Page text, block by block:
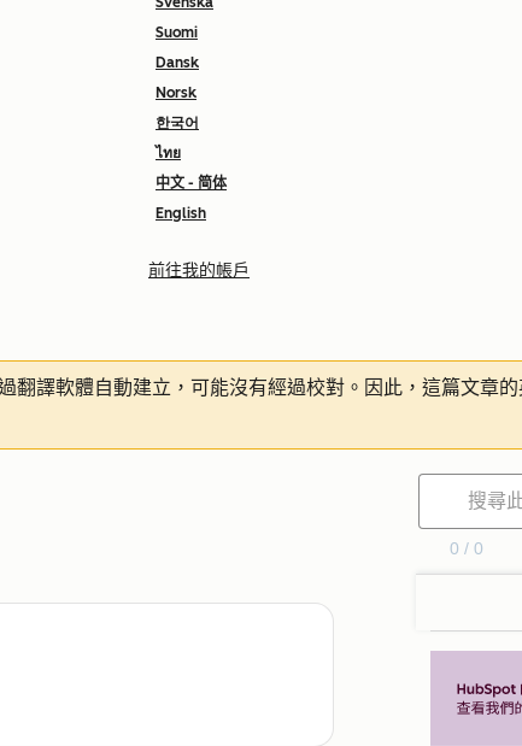
Suomi
Dansk
Norsk
한국어
ไทย
中文 - 简体
English
前往我的帳戶
翻譯軟體自動建立，可能沒有經過校對。因此，這篇文章
0 / 0